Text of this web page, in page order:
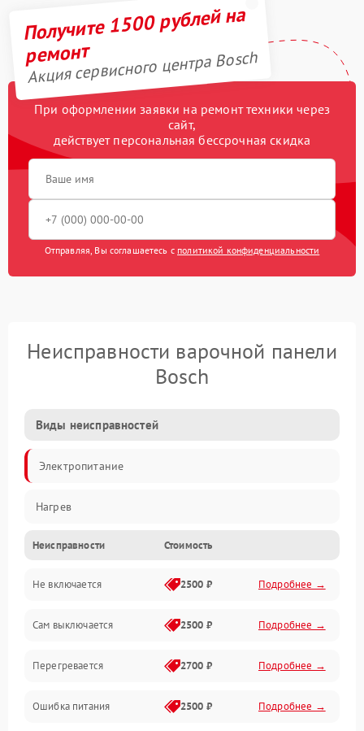
Получите 1500 рублей на
ремонт
Акция сервисного центра Bosch
При оформлении заявки на ремонт техники через
сайт,
действует персональная бессрочная скидка
Отправляя, Вы соглашаетесь с политикой конфиденциальности
Неисправности варочной панели
Bosch
Виды неисправностей
Электропитание
Нагрев
Неисправности Стоимость
Не включается 2500 ₽ Подробнее →
Сам выключается 2500 ₽ Подробнее →
Перегревается 2700 ₽ Подробнее →
Ошибка питания 2500 ₽ Подробнее →